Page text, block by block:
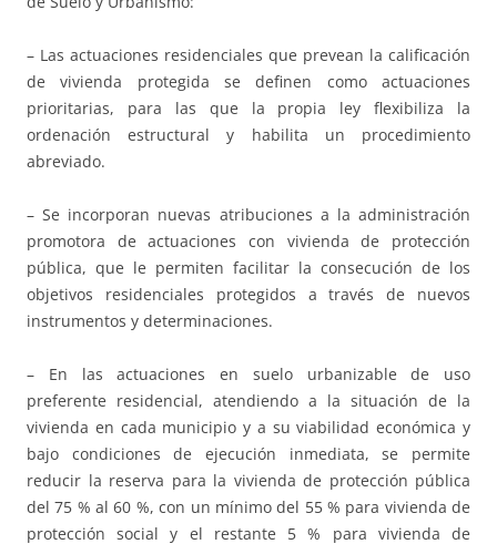
– Las actuaciones residenciales que prevean la calificación
de vivienda protegida se definen como actuaciones
prioritarias, para las que la propia ley flexibiliza la
ordenación estructural y habilita un procedimiento
abreviado.
– Se incorporan nuevas atribuciones a la administración
promotora de actuaciones con vivienda de protección
pública, que le permiten facilitar la consecución de los
objetivos residenciales protegidos a través de nuevos
instrumentos y determinaciones.
– En las actuaciones en suelo urbanizable de uso
preferente residencial, atendiendo a la situación de la
vivienda en cada municipio y a su viabilidad económica y
bajo condiciones de ejecución inmediata, se permite
reducir la reserva para la vivienda de protección pública
del 75 % al 60 %, con un mínimo del 55 % para vivienda de
protección social y el restante 5 % para vivienda de